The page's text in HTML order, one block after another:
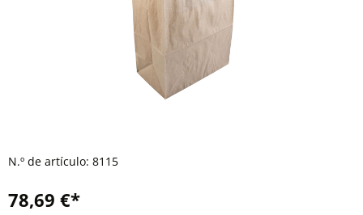
N.º de artículo: 8115
78,69 €*